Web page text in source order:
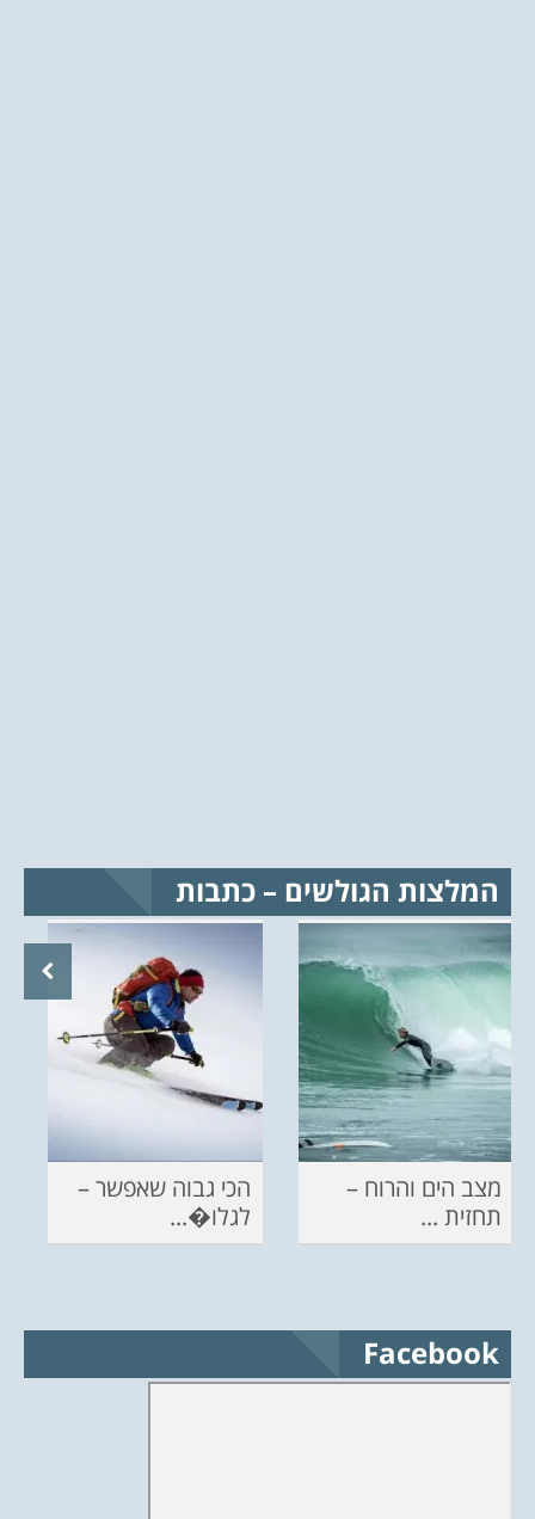
המלצות הגולשים – כתבות
מצב הים והרוח –
תחזית ...
הכי גבוה שאפשר –
לגלו�...
Facebook